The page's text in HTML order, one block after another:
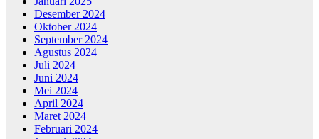
Desember 2024
Oktober 2024
September 2024
Agustus 2024
Juli 2024
Juni 2024
Mei 2024
April 2024
Maret 2024
Februari 2024